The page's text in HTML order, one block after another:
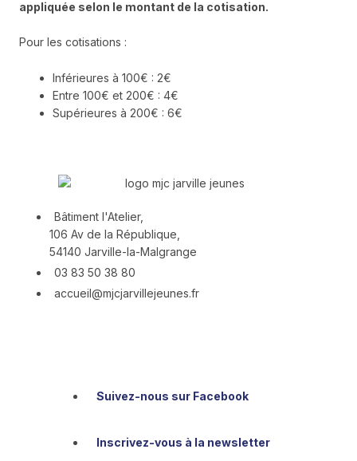
appliquée selon le montant de la cotisation.
Pour les cotisations :
Inférieures à 100€ : 2€
Entre 100€ et 200€ : 4€
Supérieures à 200€ : 6€
Bâtiment l'Atelier,
106 Av de la République,
54140 Jarville-la-Malgrange
03 83 50 38 80
accueil@mjcjarvillejeunes.fr
Suivez-nous sur Facebook
Inscrivez-vous à la newsletter